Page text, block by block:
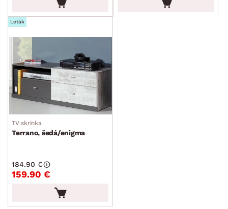
Leták
TV skrinka
Terrano, šedá/enigma
159.90 €
184.90 €